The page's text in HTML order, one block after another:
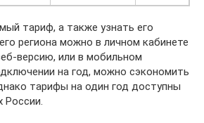
тариф, а также узнать его
региона можно в личном кабинете
версию, или в мобильном
на год, можно сэкономить
тарифы на один год доступны
России.